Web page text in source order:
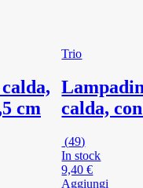
cm
Trio
calda,
(49)
In stock
9,40 €
Aggiungi